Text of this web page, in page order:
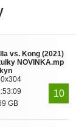
vs. Kong (2021)
NOVINKA.mp
GB
10